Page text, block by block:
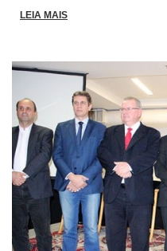
LEIA MAIS